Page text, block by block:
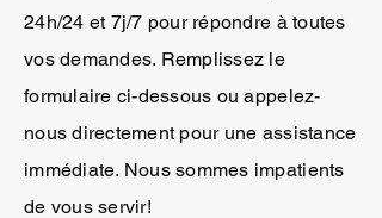
24h/24 et 7j/7 pour répondre à toutes
vos demandes. Remplissez le
formulaire ci-dessous ou appelez-
nous directement pour une assistance
immédiate. Nous sommes impatients
de vous servir!